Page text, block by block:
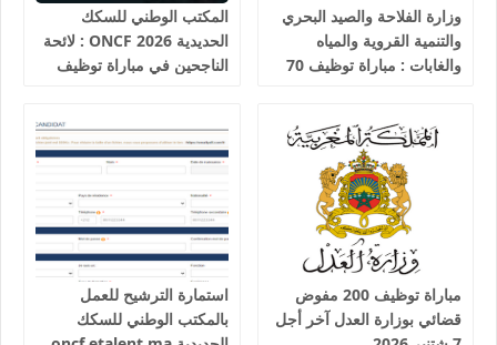
وزارة الفلاحة والصيد البحري
والتنمية القروية والمياه
والغابات : مباراة توظيف 70
المكتب الوطني للسكك
الحديدية 2026 ONCF : لائحة
الناجحين في مباراة توظيف
مباراة توظيف 200 مفوض
قضائي بوزارة العدل آخر أجل
استمارة الترشيح للعمل
بالمكتب الوطني للسكك